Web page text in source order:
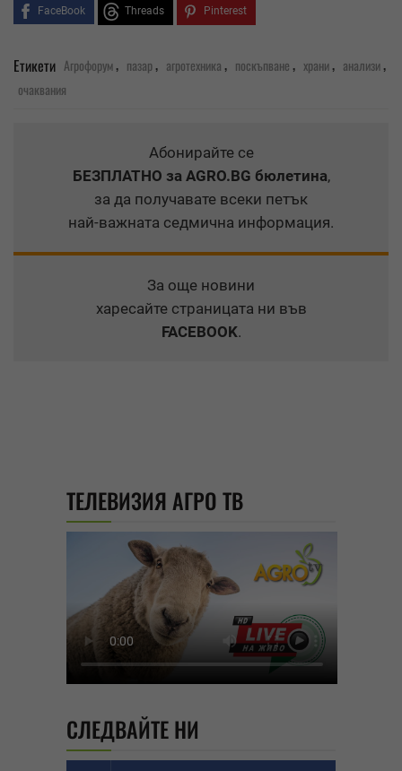
FaceBook Threads Pinterest
Етикети Агрофорум, пазар, агротехника, поскъпване, храни, анализи,
очаквания
Абонирайте се
БЕЗПЛАТНО за AGRO.BG бюлетина,
за да получавате всеки петък
най-важната седмична информация.
За още новини
харесайте страницата ни във
FACEBOOK.
ТЕЛЕВИЗИЯ АГРО ТВ
СЛЕДВАЙТЕ НИ